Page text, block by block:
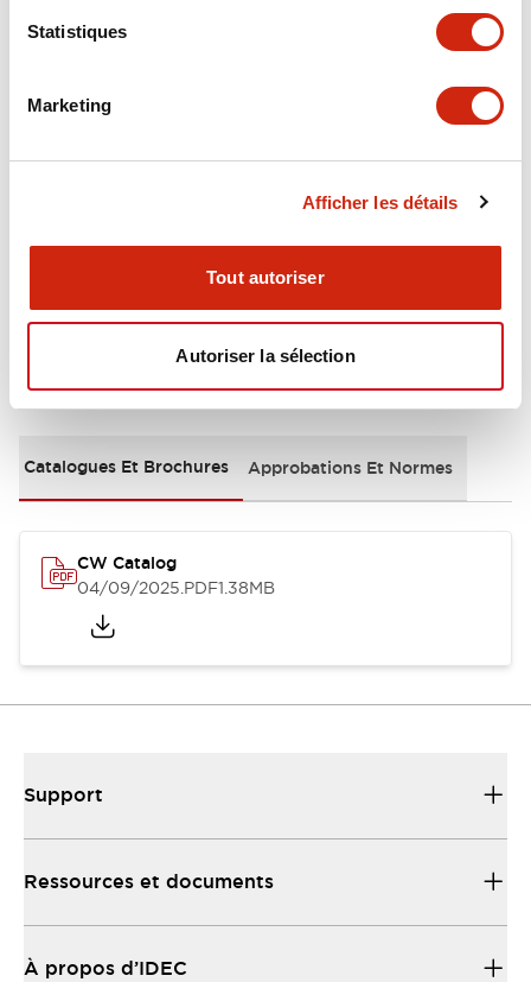
Statistiques
Marketing
Afficher les détails
Tout autoriser
Autoriser la sélection
Functional Specifications
Mounting and Installation Specifications
Documents et fichiers
Catalogues Et Brochures Approbations Et Normes
CW Catalog
04/09/2025.PDF1.38MB
Support
Ressources et documents
À propos d’IDEC